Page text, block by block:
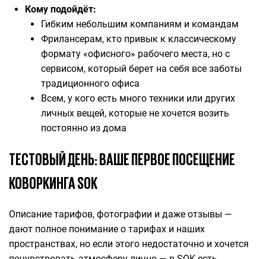
Кому подойдёт:
Гибким небольшим компаниям и командам
Фрилансерам, кто привык к классическому
формату «офисного» рабочего места, но с
сервисом, который берет на себя все заботы
традиционного офиса
Всем, у кого есть много техники или других
личных вещей, которые не хочется возить
постоянно из дома
ТЕСТОВЫЙ ДЕНЬ: ВАШЕ ПЕРВОЕ ПОСЕЩЕНИЕ
КОВОРКИНГА SOK
Описание тарифов, фотографии и даже отзывы —
дают полное понимание о тарифах и наших
пространствах, но если этого недостаточно и хочется